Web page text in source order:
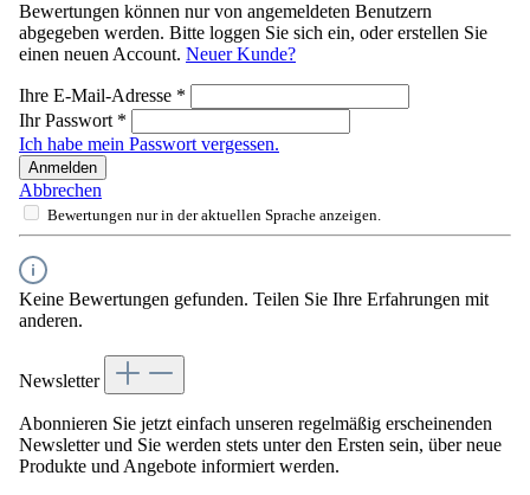
Bewertungen können nur von angemeldeten Benutzern
abgegeben werden. Bitte loggen Sie sich ein, oder erstellen Sie
einen neuen Account. Neuer Kunde?
Ihre E-Mail-Adresse *
Ihr Passwort *
Ich habe mein Passwort vergessen.
Anmelden
Abbrechen
Bewertungen nur in der aktuellen Sprache anzeigen.
Keine Bewertungen gefunden. Teilen Sie Ihre Erfahrungen mit
anderen.
Newsletter
Abonnieren Sie jetzt einfach unseren regelmäßig erscheinenden
Newsletter und Sie werden stets unter den Ersten sein, über neue
Produkte und Angebote informiert werden.